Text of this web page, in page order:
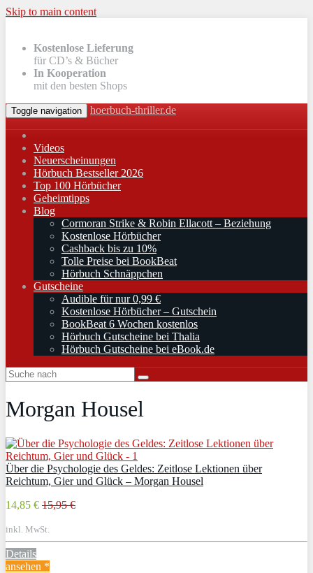
Skip to main content
Kostenlose Lieferung
für CD’s & Bücher
In Kooperation
mit den besten Shops
Toggle navigation hoerbuch-thriller.de
Videos
Neuerscheinungen
Hörbuch Bestseller 2026
Top 100 Hörbücher
Geheimtipps
Blog
Cormoran Strike & Robin Ellacott – Beziehung
Kostenlose Hörbücher
Cashback bis zu 10%
Tolle Preise bei BookBeat
Hörbuch Schnäppchen
Gutscheine
Audible für nur 0,99 €
Kostenlose Hörbücher – Gutschein
BookBeat 6 Wochen kostenlos
Hörbuch Gutscheine bei Thalia
Hörbuch Gutscheine bei eBook.de
Morgan Housel
Über die Psychologie des Geldes: Zeitlose Lektionen über
Reichtum, Gier und Glück – Morgan Housel
14,85 € 15,95 €
inkl. MwSt.
Details
ansehen *